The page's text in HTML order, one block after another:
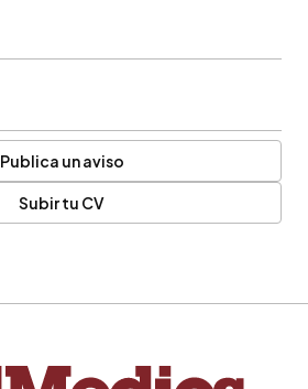
Publica un aviso
Subir tu CV